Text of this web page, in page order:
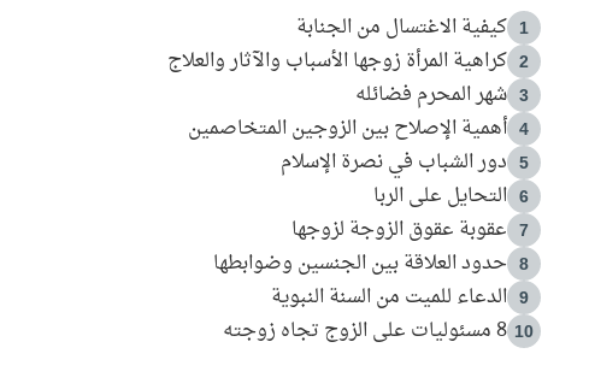
1 كيفية الاغتسال من الجنابة
2 كراهية المرأة زوجها الأسباب والآثار والعلاج
3 شهر المحرم فضائله
4 أهمية الإصلاح بين الزوجين المتخاصمين
5 دور الشباب في نصرة الإسلام
6 التحايل على الربا
7 عقوبة عقوق الزوجة لزوجها
8 حدود العلاقة بين الجنسين وضوابطها
9 الدعاء للميت من السنة النبوية
10 8 مسئوليات على الزوج تجاه زوجته